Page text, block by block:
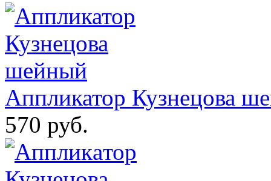
Аппликатор Кузнецова
570 руб.